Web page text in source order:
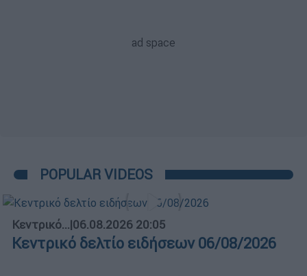
POPULAR VIDEOS
Κεντρικό...|06.08.2026 20:05
Κεντρικό δελτίο ειδήσεων 06/08/2026